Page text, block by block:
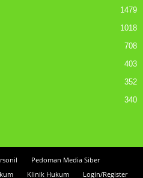
1479
1018
708
403
352
340
Pedoman Media Siber
Klinik Hukum Login/Register